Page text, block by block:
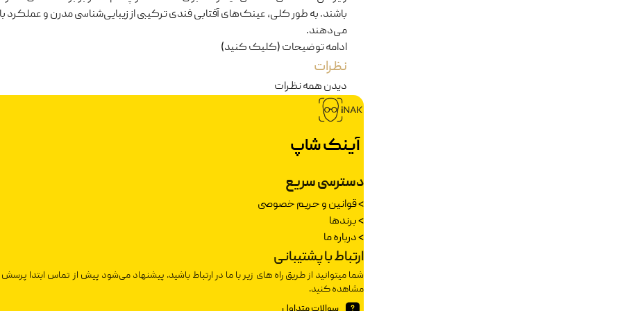
باشند. به طور کلی، عینک‌های آفتابی فندی ترکیبی از زیبایی‌شناسی مدرن و عملکرد بالا
می‌دهند.
ادامه توضیحات (کلیک کنید)
نظرات
دیدن همه نظرات
آینک شاپ
دسترسی سریع
>قوانین و حریم خصوصی
>برندها
>درباره ما
ارتباط با پشتیبانی
شما میتوانید از طریق راه های زیر با ما در ارتباط باشید. پیشنهاد می‌شود پیش از تماس ابتدا
مشاهده کنید.